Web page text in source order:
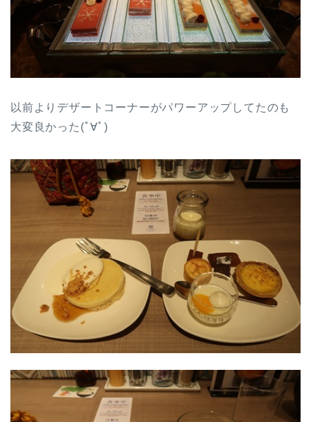
以前よりデザートコーナーがパワーアップしてたのも
大変良かった(ﾟ∀ﾟ)